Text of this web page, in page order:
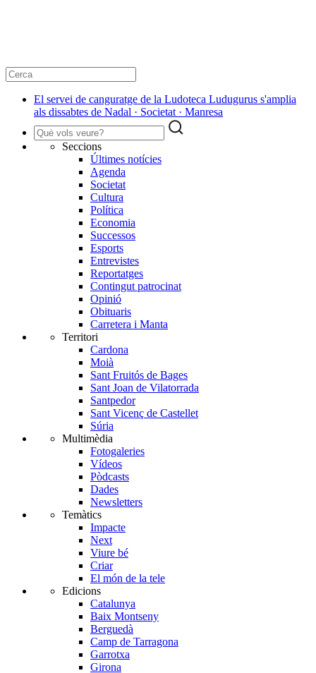
El servei de canguratge de la Ludoteca Ludugurus s'amplia
als dissabtes de Nadal · Societat · Manresa
Seccions
Últimes notícies
Agenda
Societat
Cultura
Política
Economia
Successos
Esports
Entrevistes
Reportatges
Contingut patrocinat
Opinió
Obituaris
Carretera i Manta
Territori
Cardona
Moià
Sant Fruitós de Bages
Sant Joan de Vilatorrada
Santpedor
Sant Vicenç de Castellet
Súria
Multimèdia
Fotogaleries
Vídeos
Pòdcasts
Dades
Newsletters
Temàtics
Impacte
Next
Viure bé
Criar
El món de la tele
Edicions
Catalunya
Baix Montseny
Berguedà
Camp de Tarragona
Garrotxa
Girona